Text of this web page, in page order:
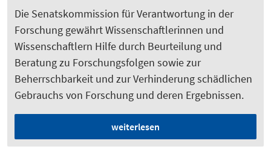
Die Senatskommission für Verantwortung in der
Forschung gewährt Wissenschaftlerinnen und
Wissenschaftlern Hilfe durch Beurteilung und
Beratung zu Forschungsfolgen sowie zur
Beherrschbarkeit und zur Verhinderung schädlichen
Gebrauchs von Forschung und deren Ergebnissen.
weiterlesen